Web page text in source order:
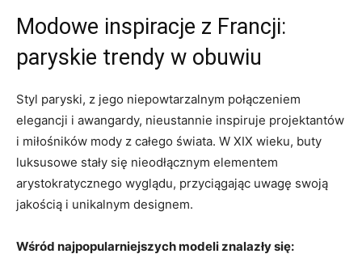
Modowe inspiracje z Francji:
paryskie trendy w obuwiu
Styl paryski, z jego niepowtarzalnym połączeniem
elegancji i awangardy, nieustannie inspiruje projektantów
i miłośników mody z całego świata. W XIX wieku, buty
luksusowe stały się nieodłącznym elementem
arystokratycznego wyglądu, przyciągając uwagę swoją
jakością i unikalnym designem.
Wśród najpopularniejszych modeli znalazły się: